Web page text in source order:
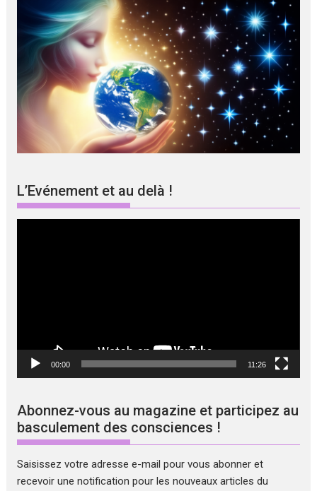
L’Evénement et au delà !
00:00 11:26
Abonnez-vous au magazine et participez au
basculement des consciences !
Saisissez votre adresse e-mail pour vous abonner et
recevoir une notification pour les nouveaux articles du